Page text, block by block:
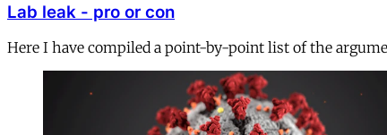
Lab leak - pro or con
Here I have compiled a point-by-point list of the